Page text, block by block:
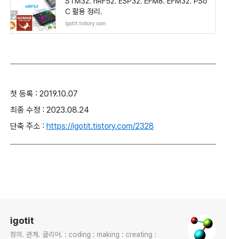
C 활용 정리.
igotit.tistory.com
첫 등록 : 2019.10.07
최종 수정 : 2023.08.24
단축 주소 : https://igotit.tistory.com/2328
igotit
정의. 관계. 클리어. : coding : making : creating :